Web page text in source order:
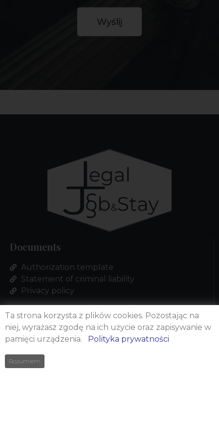
Wyślij
Documents
Authorization template
Statement of criminal liability
Privacy policy
Company's data
Business Consulting and Development
Wojciech Skarbek
Correspondence address:
ul. Koczarska 66, 05-082 Stare Babice
Ta strona korzysta z plików cookies. Pozostając na
niej, wyrażasz zgodę na ich użycie oraz zapisywanie w
pamięci urządzenia. Polityka prywatności
Rozumiem